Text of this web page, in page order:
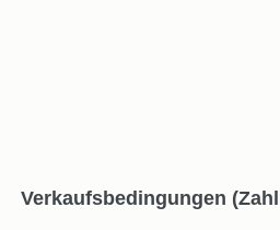
Verkaufsbedingungen